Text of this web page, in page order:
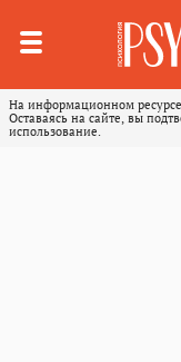
На информационном
Оставаясь на сайте, вы
использование.